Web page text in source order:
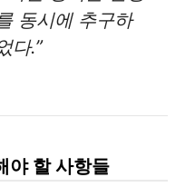
동시에 추구하
다.”
야 할 사항들